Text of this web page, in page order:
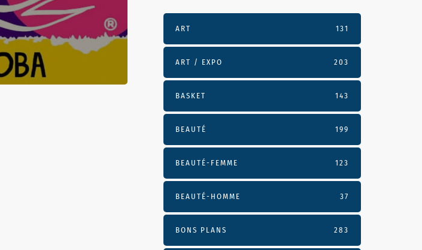
ART 131
ART / EXPO 203
BASKET 143
BEAUTÉ 199
BEAUTÉ-FEMME 123
BEAUTÉ-HOMME 37
BONS PLANS 283